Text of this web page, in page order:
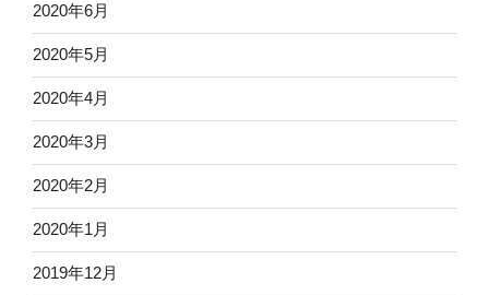
2020年6月
2020年5月
2020年4月
2020年3月
2020年2月
2020年1月
2019年12月